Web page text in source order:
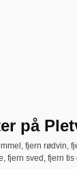
på
fjern rødvin,
fjern sved, fjern tis